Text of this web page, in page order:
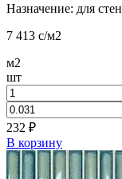
Назначение: для стен
7 413 c/м2
м2
шт
232 ₽
В корзину